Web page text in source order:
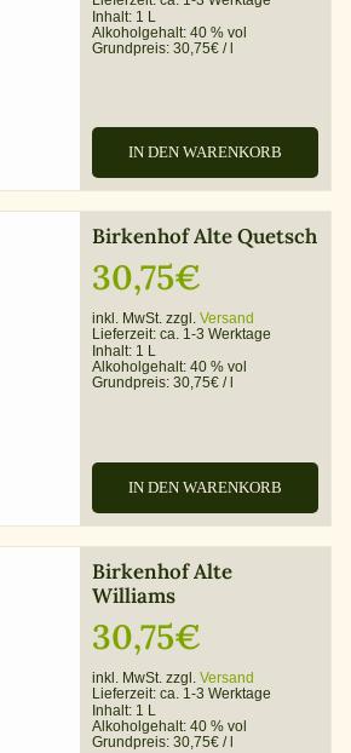
Inhalt: 1 L
Alkoholgehalt: 40 % vol
Grundpreis: 30,75€ /l
IN DEN WARENKORB
Birkenhof Alte Quetsch
30,75€
inkl. MwSt. zzgl. Versand
Lieferzeit: ca. 1-3 Werktage
Inhalt: 1 L
Alkoholgehalt: 40 % vol
Grundpreis: 30,75€ /
IN DEN WARENKORB
Birkenhof Alte
Williams
30,75€
inkl. MwSt. zzgl. Versand
Lieferzeit: ca. 1-3 Werktage
Inhalt: 1 L
Alkoholgehalt: 40 % vol
Grundpreis: 30,75€ /